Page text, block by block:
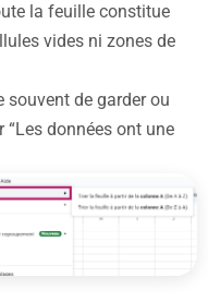
la feuille constitue
vides ni zones de
souvent de garder ou
“Les données ont une